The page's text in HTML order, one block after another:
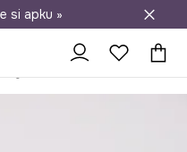
nad 1 200 Kč
si apku »